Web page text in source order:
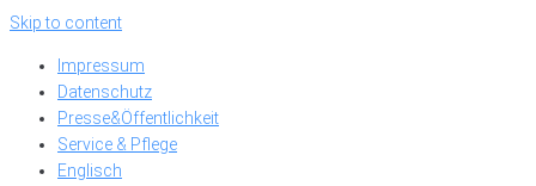
Skip to content
Impressum
Datenschutz
Presse&Öffentlichkeit
Service & Pflege
Englisch